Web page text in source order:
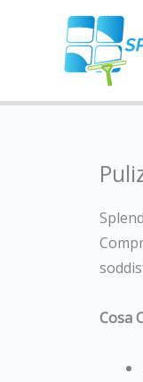
contenuto
Cosa